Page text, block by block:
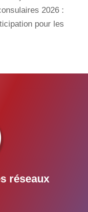
2026 :
pour les
réseaux